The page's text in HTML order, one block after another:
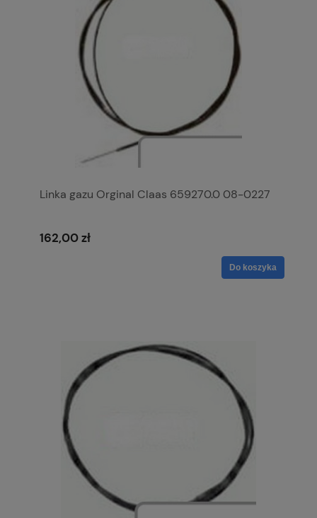
Linka gazu Orginal Claas 659270.0 08-0227
162,00 zł
Do koszyka